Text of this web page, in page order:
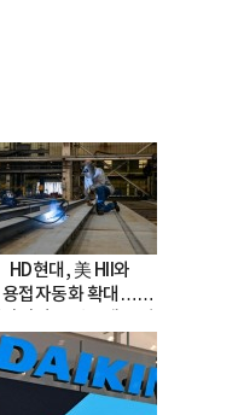
HD현대, 美 HII와
용접자동화 확대…
도입